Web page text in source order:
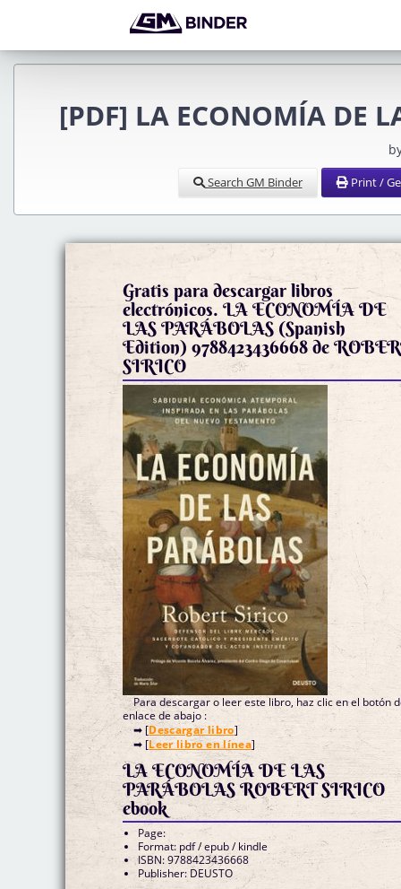
[PDF] LA ECONOMÍA DE
Search GM Binder Print /
Gratis para descargar libros
electrónicos. LA ECONOMÍA DE
LAS PARÁBOLAS (Spanish
Edition) 9788423436668 de
SIRICO
Para descargar o leer este libro, haz clic en el botón
enlace de abajo :
➡ [Descargar libro]
➡ [Leer libro en línea]
LA ECONOMÍA DE LAS
PARÁBOLAS ROBERT SIRICO
ebook
Page:
Format: pdf / epub / kindle
ISBN: 9788423436668
Publisher: DEUSTO